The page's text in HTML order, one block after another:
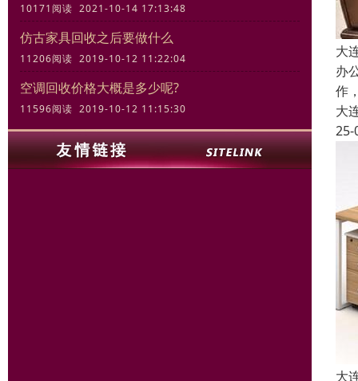
10171阅读 2021-10-14 17:13:48
仿古家具回收之后要做什么
11206阅读 2019-10-12 11:22:04
空调回收价格大概是多少呢?
11596阅读 2019-10-12 11:15:30
大
办
作
大
25-
大